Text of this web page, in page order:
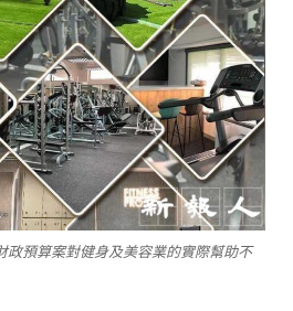
政預算案對健身及美容業的實際幫助不